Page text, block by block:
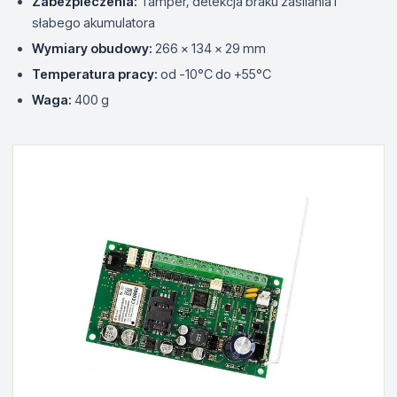
słabego akumulatora
Wymiary obudowy: 266 x 134 x 29 mm
Temperatura pracy: od -10°C do +55°C
Waga: 400 g